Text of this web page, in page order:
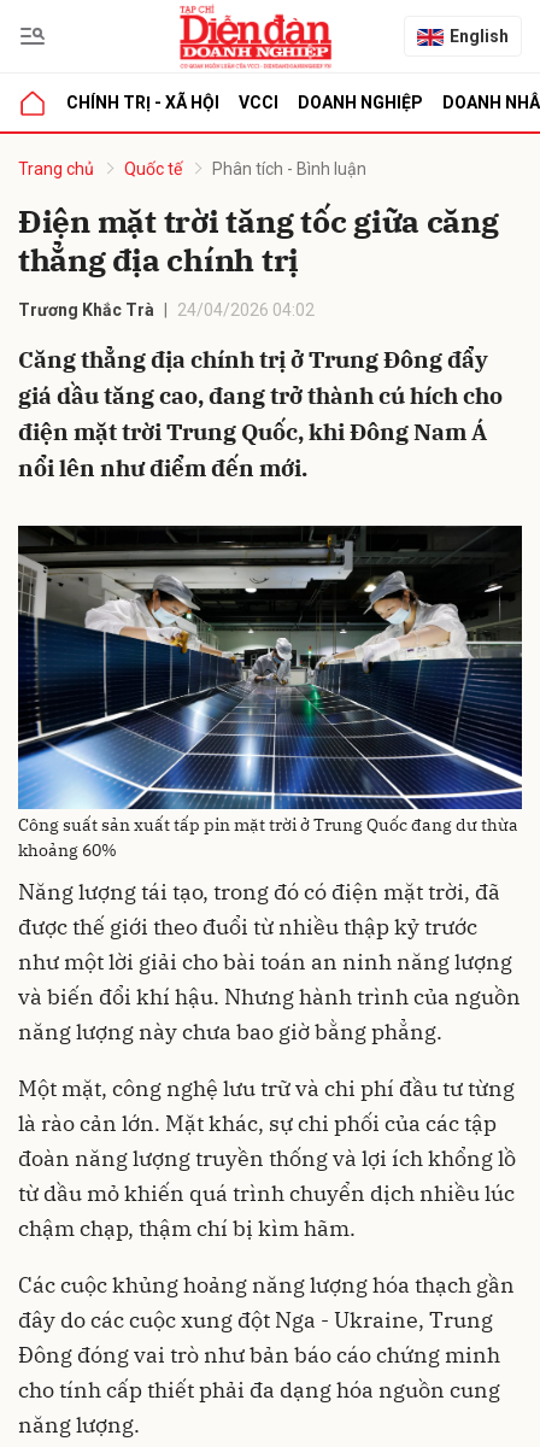
English
CHÍNH TRỊ - XÃ HỘI VCCI DOANH NGHIỆP DOANH
Trang chủ Quốc tế Phân tích - Bình luận
Điện mặt trời tăng tốc giữa căng
thẳng địa chính trị
Trương Khắc Trà 24/04/2026 04:02
Căng thẳng địa chính trị ở Trung Đông đẩy
giá dầu tăng cao, đang trở thành cú hích cho
điện mặt trời Trung Quốc, khi Đông Nam Á
nổi lên như điểm đến mới.
Công suất sản xuất tấp pin mặt trời ở Trung Quốc đang dư thừa
khoảng 60%
Năng lượng tái tạo, trong đó có điện mặt trời, đã
được thế giới theo đuổi từ nhiều thập kỷ trước
như một lời giải cho bài toán an ninh năng lượng
và biến đổi khí hậu. Nhưng hành trình của nguồn
năng lượng này chưa bao giờ bằng phẳng.
Một mặt, công nghệ lưu trữ và chi phí đầu tư từng
là rào cản lớn. Mặt khác, sự chi phối của các tập
đoàn năng lượng truyền thống và lợi ích khổng lồ
từ dầu mỏ khiến quá trình chuyển dịch nhiều lúc
chậm chạp, thậm chí bị kìm hãm.
Các cuộc khủng hoảng năng lượng hóa thạch gần
đây do các cuộc xung đột Nga - Ukraine, Trung
Đông đóng vai trò như bản báo cáo chứng minh
cho tính cấp thiết phải đa dạng hóa nguồn cung
năng lượng.
luận
Hủy